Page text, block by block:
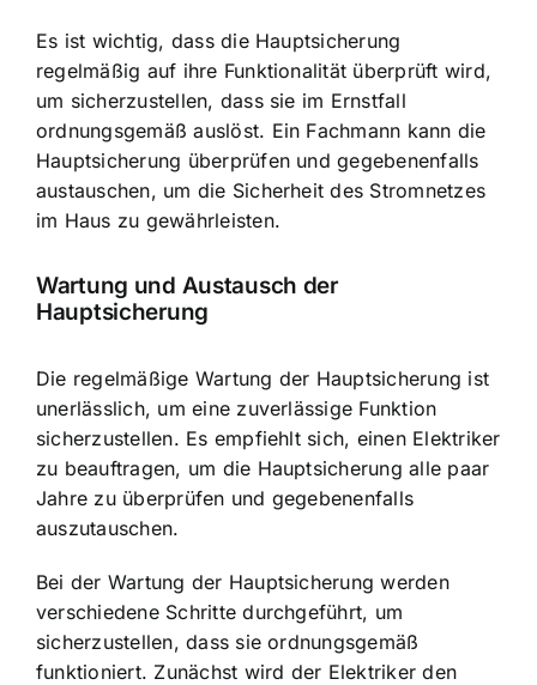
Es ist wichtig, dass die Hauptsicherung
regelmäßig auf ihre Funktionalität überprüft wird,
um sicherzustellen, dass sie im Ernstfall
ordnungsgemäß auslöst. Ein Fachmann kann die
Hauptsicherung überprüfen und gegebenenfalls
austauschen, um die Sicherheit des Stromnetzes
im Haus zu gewährleisten.
Wartung und Austausch der
Hauptsicherung
Die regelmäßige Wartung der Hauptsicherung ist
unerlässlich, um eine zuverlässige Funktion
sicherzustellen. Es empfiehlt sich, einen Elektriker
zu beauftragen, um die Hauptsicherung alle paar
Jahre zu überprüfen und gegebenenfalls
auszutauschen.
Bei der Wartung der Hauptsicherung werden
verschiedene Schritte durchgeführt, um
sicherzustellen, dass sie ordnungsgemäß
funktioniert. Zunächst wird der Elektriker den